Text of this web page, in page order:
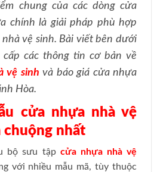
chung của các dòng cửa
chính là giải pháp phù hợp
vệ sinh. Bài viết bên dưới
cấp các thông tin cơ bản về
vệ sinh và báo giá cửa nhựa
Hòa.
cửa nhựa nhà vệ
nhất
bộ sưu tập cửa nhựa nhà vệ
với nhiều mẫu mã, tùy thuộc